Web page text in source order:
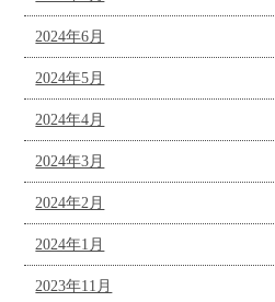
2024年6月
2024年5月
2024年4月
2024年3月
2024年2月
2024年1月
2023年11月